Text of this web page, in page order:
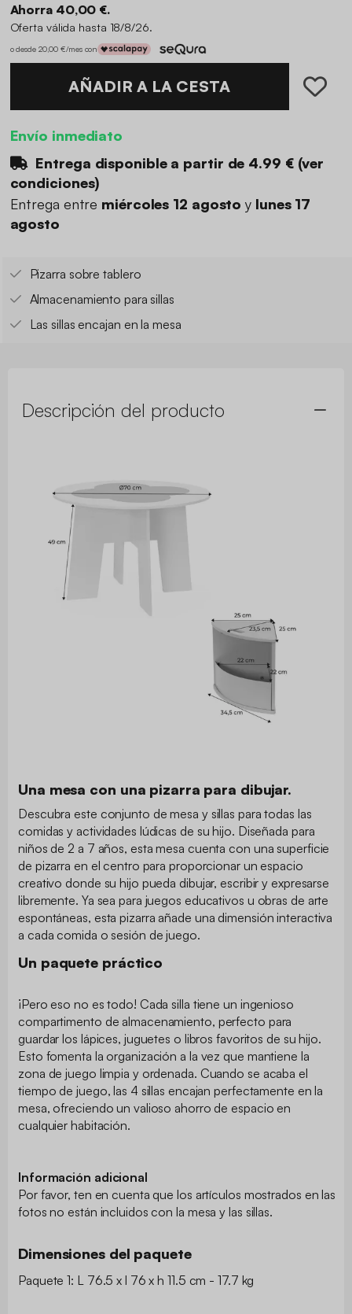
Ahorra 40,00 €.
Oferta válida hasta 18/8/26.
o desde 20,00 €/mes con
AÑADIR A LA CESTA
Envío inmediato
Entrega disponible a partir de 4.99 €(ver
condiciones)
Entrega entre miércoles 12 agostoy lunes 17
agosto
Pizarra sobre tablero
Almacenamiento para sillas
Las sillas encajan en la mesa
Descripción del producto
Una mesa con una pizarra para dibujar.
Descubra este conjunto de mesa y sillas para todas las
comidas y actividades lúdicas de su hijo. Diseñada para
niños de 2 a 7 años, esta mesa cuenta con una superficie
de pizarra en el centro para proporcionar un espacio
creativo donde su hijo pueda dibujar, escribir y expresarse
libremente. Ya sea para juegos educativos u obras de arte
espontáneas, esta pizarra añade una dimensión interactiva
a cada comida o sesión de juego.
Un paquete práctico
¡Pero eso no es todo! Cada silla tiene un ingenioso
compartimento de almacenamiento, perfecto para
guardar los lápices, juguetes o libros favoritos de su hijo.
Esto fomenta la organización a la vez que mantiene la
zona de juego limpia y ordenada. Cuando se acaba el
tiempo de juego, las 4 sillas encajan perfectamente en la
mesa, ofreciendo un valioso ahorro de espacio en
cualquier habitación.
Información adicional
Por favor, ten en cuenta que los artículos mostrados en las
fotos no están incluidos con la mesa y las sillas.
Dimensiones del paquete
Paquete 1: L 76.5 x l 76 x h 11.5 cm - 17.7 kg